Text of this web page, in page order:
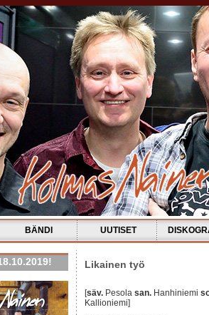
BÄNDI UUTISET
Likainen työ
[säv. Pesola san. Hanhiniemi
Kallioniemi]